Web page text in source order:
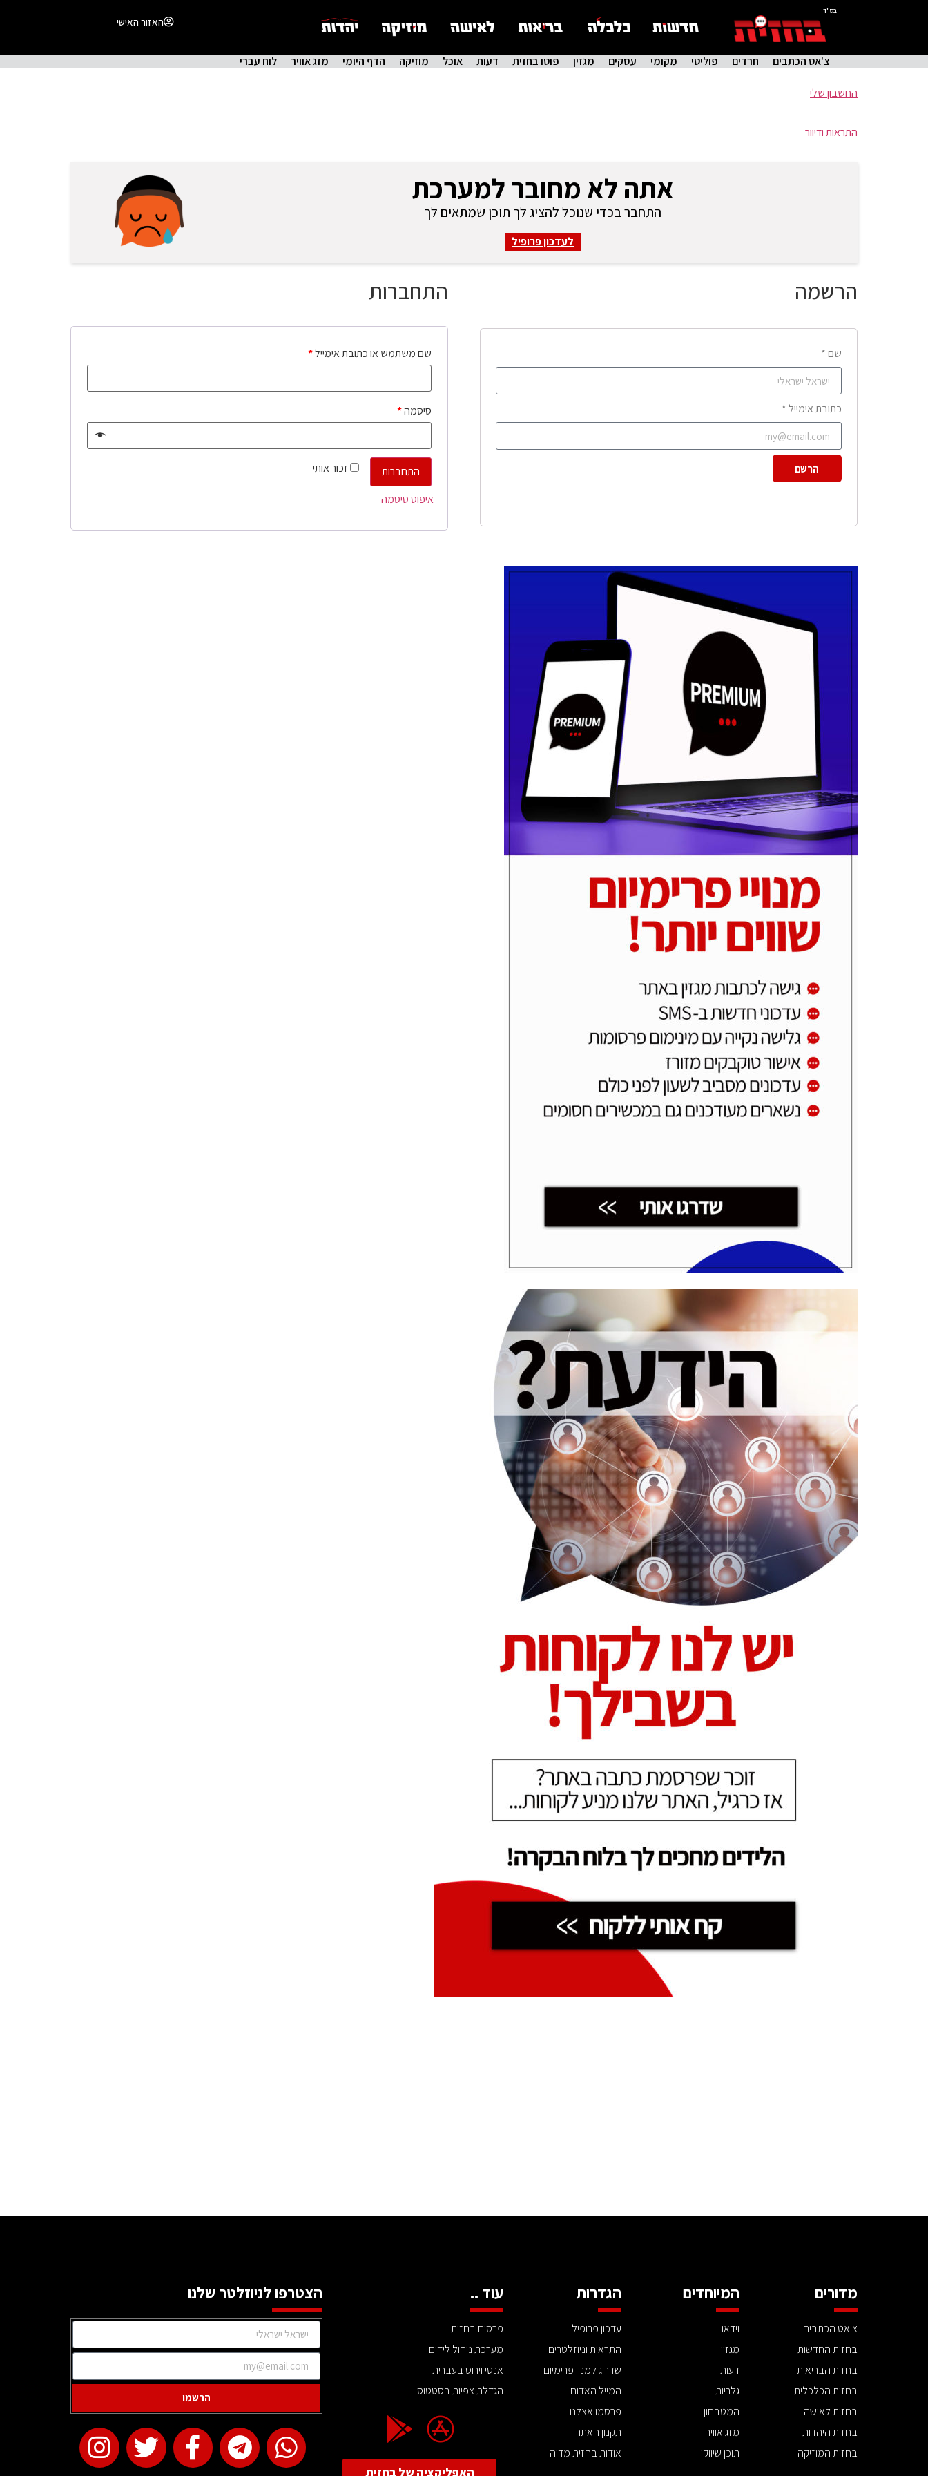
בס"ד
האזור האישי
צ'אט הכתבים חרדים פוליטי מקומי עסקים מגזין פוטו בחזית דעות אוכל מוזיקה הדף היומי מזג אוויר לוח עברי
החשבון שלי
התראות ודיוור
אתה לא מחובר למערכת
התחבר בכדי שנוכל להציג לך תוכן שמתאים לך
לעדכון פרופיל
התחברות
שם משתמש או כתובת אימייל*
סיסמה*
זכור אותי
התחברות
איפוס סיסמה
הרשמה
שם *
כתובת אימייל *
הרשם
מדורים
צ'אט הכתבים
בחזית החדשות
בחזית הבריאות
בחזית הכלכלית
בחזית לאישה
בחזית היהדות
בחזית המוזיקה
המיוחדים
וידאו
מגזין
דעות
גלריות
המטבחון
מזג אוויר
תוכן שיווקי
הגדרות
עדכון פרופיל
התראות וניוזלטרים
שדרוג למנוי פרימיום
המייל האדום
פרסמו אצלנו
תקנון האתר
אודות בחזית מדיה
עוד ..
פרסום בחזית
מערכת ניהול לידים
אנטי וירוס בעברית
הגדלת צפיות בסטטוס
האפליקציה של בחזית
הצטרפו לניוזלטר שלנו
הרשמו